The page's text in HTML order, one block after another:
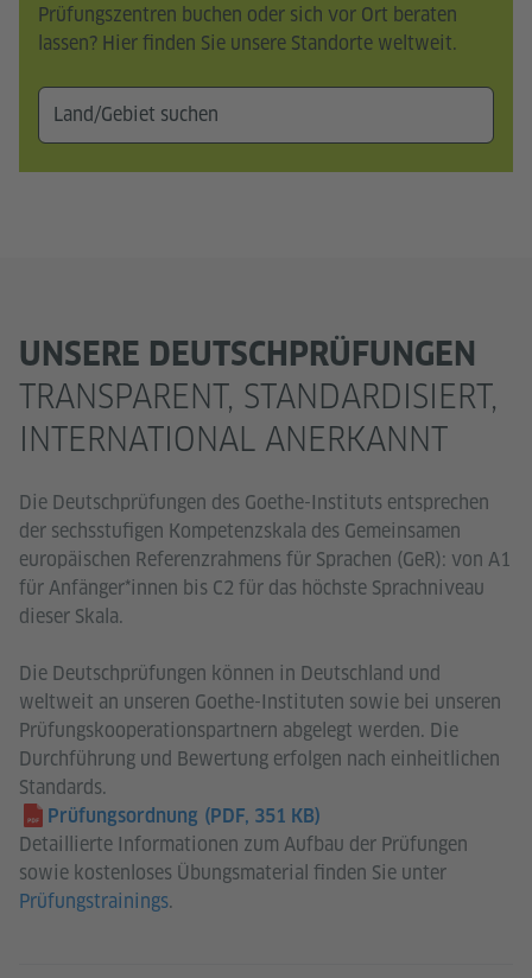
Prüfungszentren buchen oder sich vor Ort beraten
lassen? Hier finden Sie unsere Standorte weltweit.
UNSERE DEUTSCHPRÜFUNGEN
TRANSPARENT, STANDARDISIERT,
INTERNATIONAL ANERKANNT
Die Deutschprüfungen des Goethe-Instituts entsprechen
der sechsstufigen Kompetenzskala des Gemeinsamen
europäischen Referenzrahmens für Sprachen (GeR): von A1
für Anfänger*innen bis C2 für das höchste Sprachniveau
dieser Skala.
Die Deutschprüfungen können in Deutschland und
weltweit an unseren Goethe-Instituten sowie bei unseren
Prüfungskooperationspartnern abgelegt werden. Die
Durchführung und Bewertung erfolgen nach einheitlichen
Standards.
Prüfungsordnung (PDF, 351 KB)
Detaillierte Informationen zum Aufbau der Prüfungen
sowie kostenloses Übungsmaterial finden Sie unter
Prüfungstrainings.